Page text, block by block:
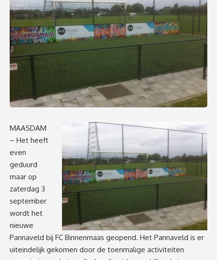
MAASDAM
– Het heeft
even
geduurd
maar op
zaterdag 3
september
wordt het
nieuwe
Pannaveld bij FC Binnenmaas geopend. Het Pannaveld is er
uiteindelijk gekomen door de toenmalige activiteiten